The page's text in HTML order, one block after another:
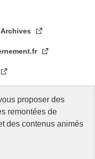
proposer des
remontées de
des contenus animés